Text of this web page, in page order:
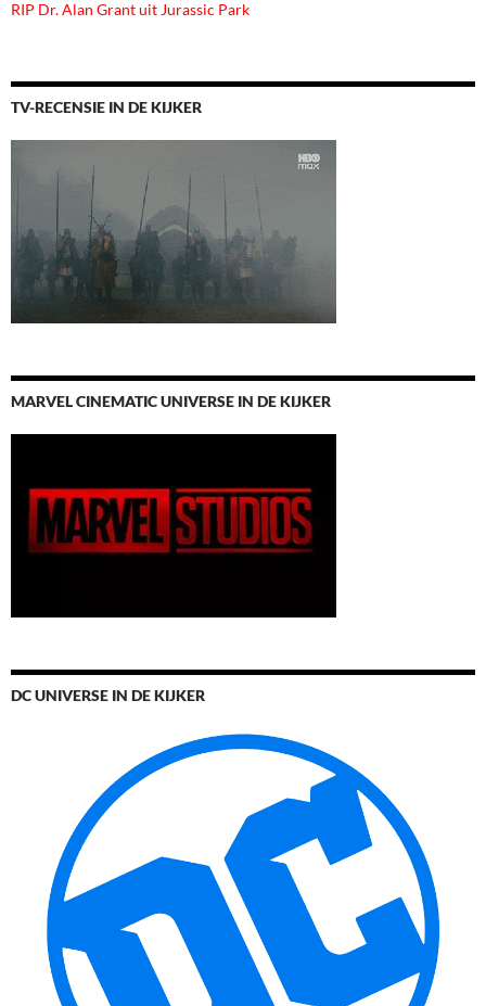
RIP Dr. Alan Grant uit Jurassic Park
TV-RECENSIE IN DE KIJKER
MARVEL CINEMATIC UNIVERSE IN DE KIJKER
DC UNIVERSE IN DE KIJKER